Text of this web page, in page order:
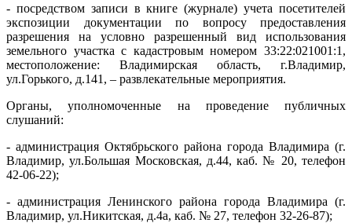
- посредством записи в книге (журнале) учета посетителей
экспозиции документации по вопросу предоставления
разрешения на условно разрешенный вид использования
земельного участка с кадастровым номером 33:22:021001:1,
местоположение: Владимирская область, г.Владимир,
ул.Горького, д.141, – развлекательные мероприятия.
Органы, уполномоченные на проведение публичных
слушаний:
- администрация Октябрьского района города Владимира (г.
Владимир, ул.Большая Московская, д.44, каб. № 20, телефон
42-06-22);
- администрация Ленинского района города Владимира (г.
Владимир, ул.Никитская, д.4а, каб. № 27, телефон 32-26-87);